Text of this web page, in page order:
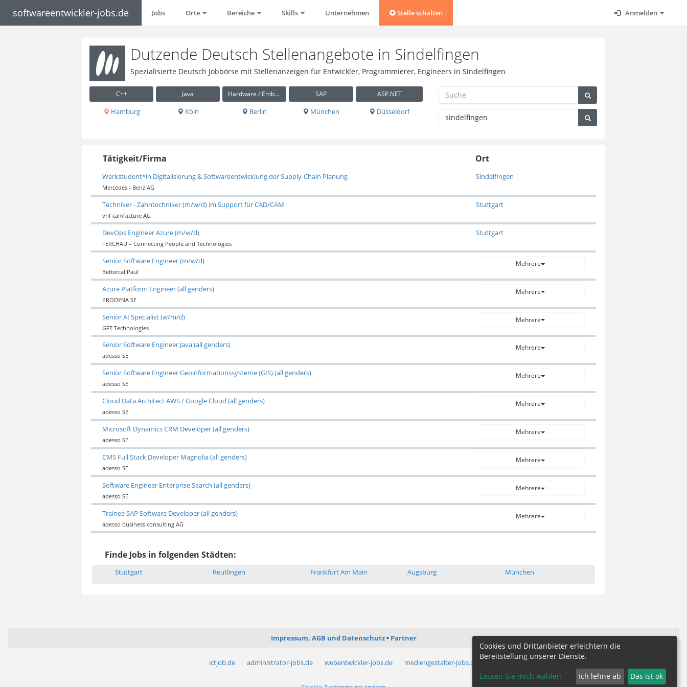
softwareentwickler-jobs.de Jobs Orte Bereiche Skills Unternehmen Stelle schalten Anmelden
Dutzende Deutsch Stellenangebote in Sindelfingen
Spezialisierte Deutsch Jobbörse mit Stellenanzeigen für Entwickler, Programmierer, Engineers in Sindelfingen
C++ Java Hardware / Embedded SAP ASP.NET
Hamburg Köln Berlin München Düsseldorf
Tätigkeit/Firma Ort
Werkstudent*in Digitalisierung & Softwareentwicklung der Supply-Chain Planung
Mercedes - Benz AG
Sindelfingen
Techniker - Zahntechniker (m/w/d) im Support für CAD/CAM
vhf camfacture AG
Stuttgart
DevOps Engineer Azure (m/w/d)
FERCHAU – Connecting People and Technologies
Stuttgart
Senior Software Engineer (m/w/d)
BettercallPaul
Mehrere
Azure Platform Engineer (all genders)
PRODYNA SE
Mehrere
Senior AI Specialist (w/m/d)
GFT Technologies
Mehrere
Senior Software Engineer Java (all genders)
adesso SE
Mehrere
Senior Software Engineer Geoinformationssysteme (GIS) (all genders)
adesso SE
Mehrere
Cloud Data Architect AWS / Google Cloud (all genders)
adesso SE
Mehrere
Microsoft Dynamics CRM Developer (all genders)
adesso SE
Mehrere
CMS Full Stack Developer Magnolia (all genders)
adesso SE
Mehrere
Software Engineer Enterprise Search (all genders)
adesso SE
Mehrere
Trainee SAP Software Developer (all genders)
adesso business consulting AG
Mehrere
Finde Jobs in folgenden Städten:
Stuttgart Reutlingen Frankfurt Am Main Augsburg München
Impressum, AGB und Datenschutz Partner
ictjob.de administrator-jobs.de webentwickler-jobs.de mediengestalter-jobs.de
Cookies und Drittanbieter erleichtern die
Bereitstellung unserer Dienste.
Lassen Sie mich wählen Ich lehne ab Das ist ok